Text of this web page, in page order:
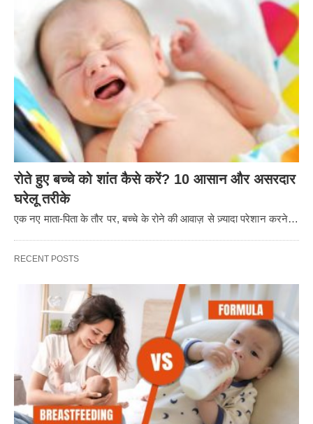
रोते हुए बच्चे को शांत कैसे करें? 10 आसान और असरदार
घरेलू तरीके
एक नए माता-पिता के तौर पर, बच्चे के रोने की आवाज़ से ज़्यादा परेशान करने…
RECENT POSTS